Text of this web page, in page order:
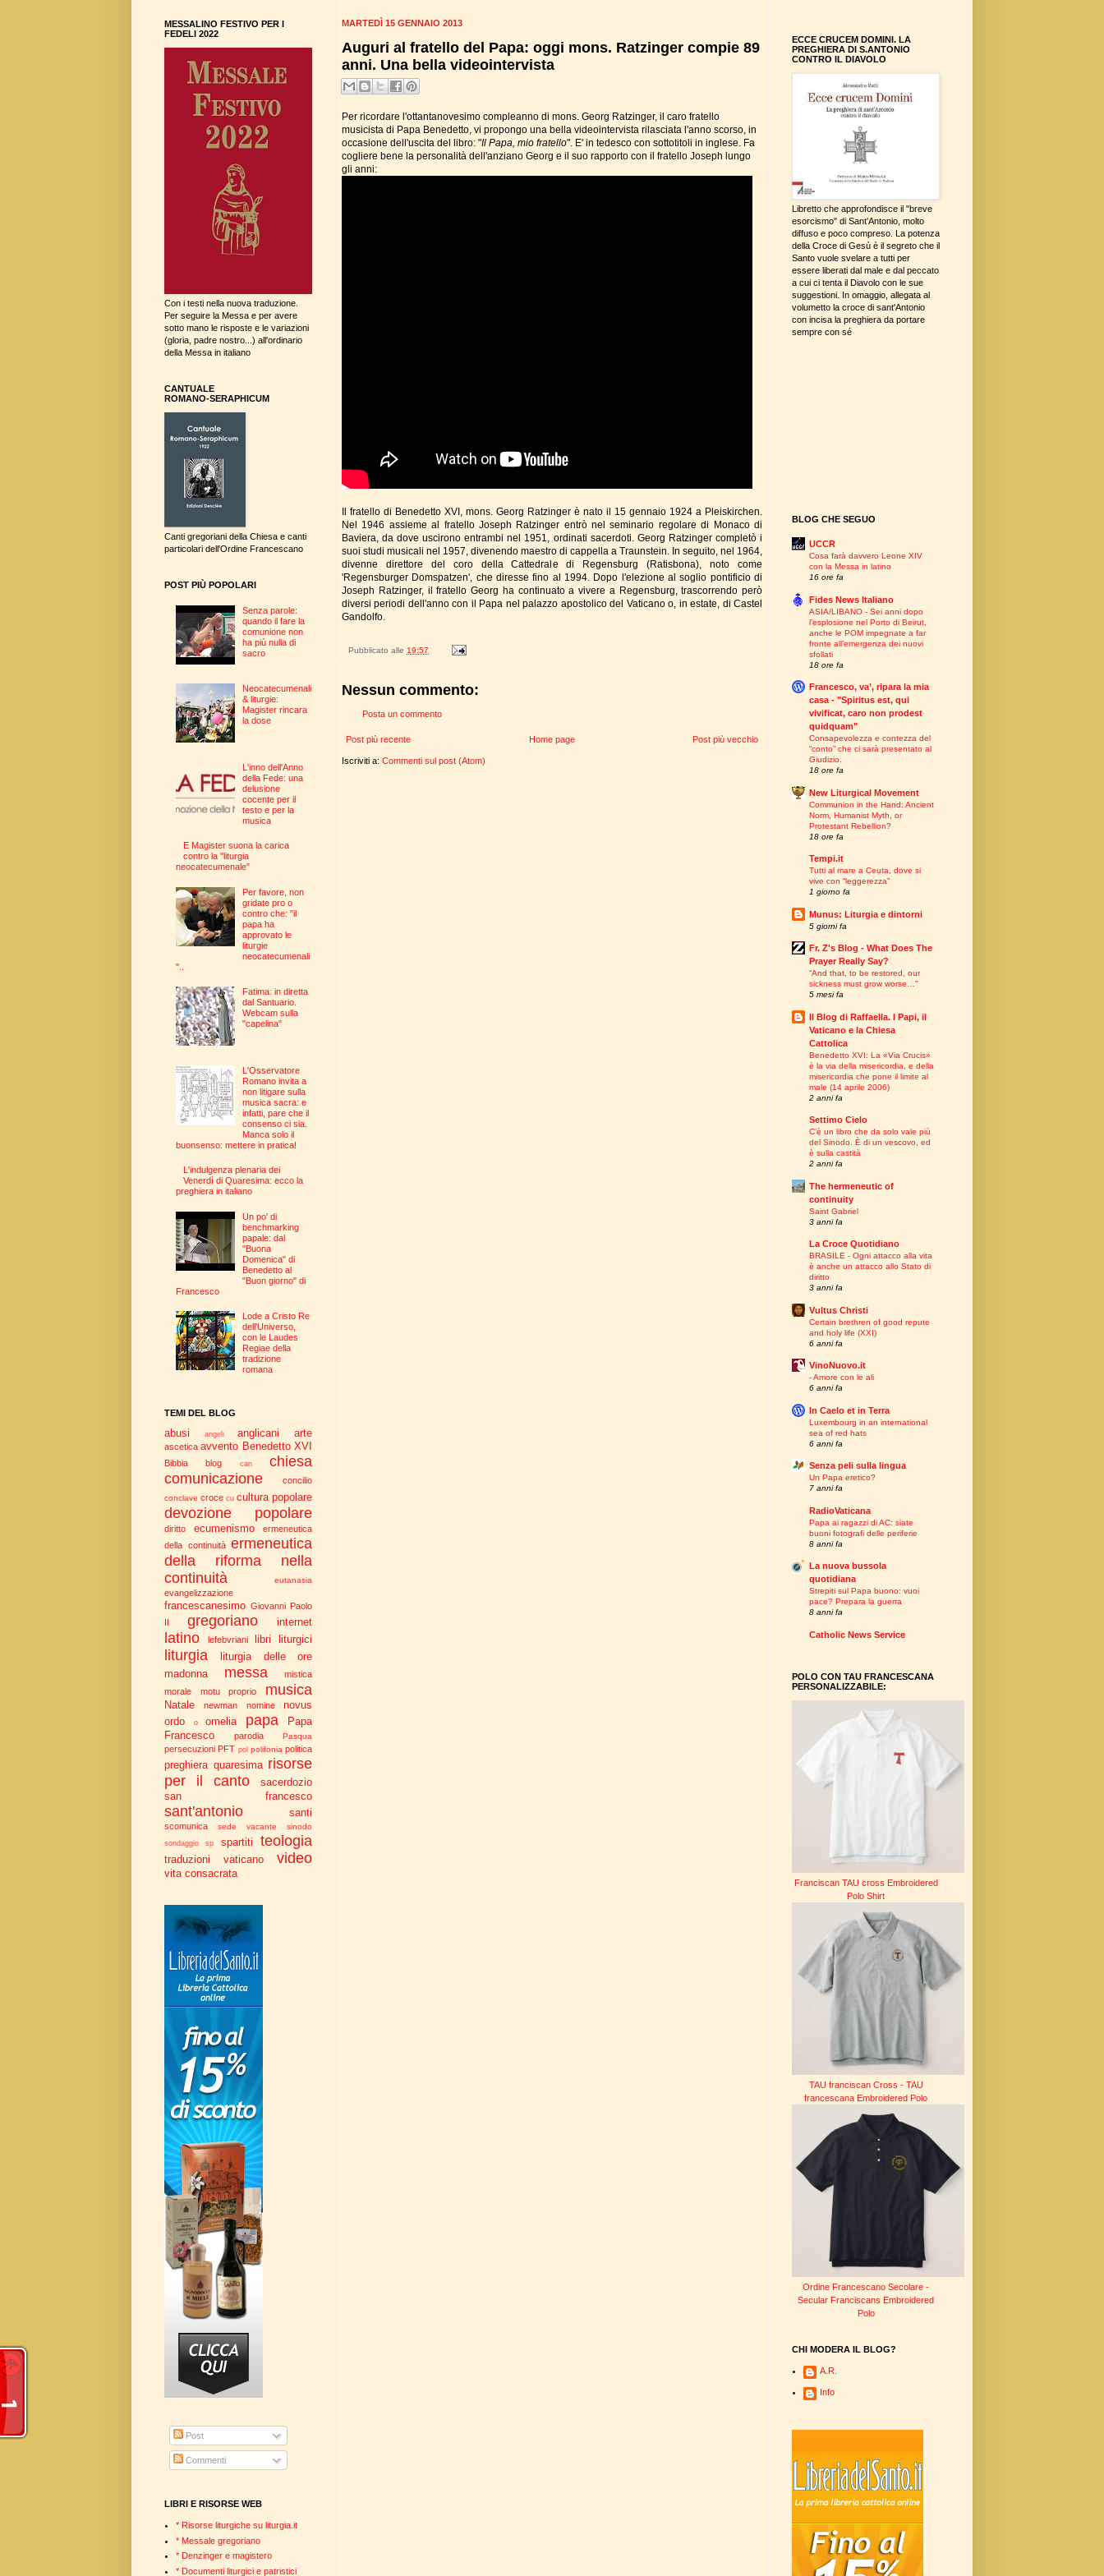
MARTEDÌ 15 GENNAIO 2013
Auguri al fratello del Papa: oggi mons. Ratzinger compie 89
anni. Una bella videointervista
Per ricordare l'ottantanovesimo compleanno di mons. Georg Ratzinger, il caro fratello
musicista di Papa Benedetto, vi propongo una bella videointervista rilasciata l'anno scorso, in
occasione dell'uscita del libro: "Il Papa, mio fratello". E' in tedesco con sottotitoli in inglese. Fa
cogliere bene la personalità dell'anziano Georg e il suo rapporto con il fratello Joseph lungo
gli anni:
Il fratello di Benedetto XVI, mons. Georg Ratzinger è nato il 15 gennaio 1924 a Pleiskirchen.
Nel 1946 assieme al fratello Joseph Ratzinger entrò nel seminario regolare di Monaco di
Baviera, da dove uscirono entrambi nel 1951, ordinati sacerdoti. Georg Ratzinger completò i
suoi studi musicali nel 1957, divenendo maestro di cappella a Traunstein. In seguito, nel 1964,
divenne direttore del coro della Cattedrale di Regensburg (Ratisbona), noto come
'Regensburger Domspatzen', che diresse fino al 1994. Dopo l'elezione al soglio pontificio di
Joseph Ratzinger, il fratello Georg ha continuato a vivere a Regensburg, trascorrendo però
diversi periodi dell'anno con il Papa nel palazzo apostolico del Vaticano o, in estate, di Castel
Gandolfo.
Pubblicato alle 19:57
Nessun commento:
Posta un commento
Post più recente Post più vecchio
Home page
Iscriviti a: Commenti sul post (Atom)
MESSALINO FESTIVO PER I
FEDELI 2022
Con i testi nella nuova traduzione.
Per seguire la Messa e per avere
sotto mano le risposte e le variazioni
(gloria, padre nostro...) all'ordinario
della Messa in italiano
CANTUALE
ROMANO-SERAPHICUM
Canti gregoriani della Chiesa e canti
particolari dell'Ordine Francescano
POST PIÙ POPOLARI
Senza parole:
quando il fare la
comunione non
ha più nulla di
sacro
Neocatecumenali
& liturgie:
Magister rincara
la dose
L'inno dell'Anno
della Fede: una
delusione
cocente per il
testo e per la
musica
E Magister suona la carica
contro la "liturgia
neocatecumenale"
Per favore, non
gridate pro o
contro che: "il
papa ha
approvato le
liturgie
neocatecumenali
"..
Fatima: in diretta
dal Santuario.
Webcam sulla
"capelina"
L'Osservatore
Romano invita a
non litigare sulla
musica sacra: e
infatti, pare che il
consenso ci sia.
Manca solo il
buonsenso: mettere in pratica!
L'indulgenza plenaria dei
Venerdì di Quaresima: ecco la
preghiera in italiano
Un po' di
benchmarking
papale: dal
"Buona
Domenica" di
Benedetto al
"Buon giorno" di
Francesco
Lode a Cristo Re
dell'Universo,
con le Laudes
Regiae della
tradizione
romana
TEMI DEL BLOG
abusi angeli anglicani arte
ascetica avvento Benedetto XVI
Bibbia blog can
chiesa
comunicazione
concilio
conclave croce cu cultura popolare
devozione popolare
diritto ecumenismo
ermeneutica
della continuità ermeneutica
della riforma nella
continuità
eutanasia
evangelizzazione
francescanesimo Giovanni Paolo
gregoriano internet
latino lefebvriani libri liturgici
liturgia
liturgia delle ore
madonna
messa
mistica
morale
motu proprio musica
Natale newman nomine
novus
ordo
o omelia papa
Papa
Francesco
parodia Pasqua
persecuzioni PFT pol polifonia politica
preghiera quaresima risorse
per il canto
sacerdozio
san francesco
sant'antonio santi
scomunica sede vacante sinodo
sondaggio sp spartiti teologia
traduzioni vaticano video
vita consacrata
Post
Commenti
LIBRI E RISORSE WEB
* Risorse liturgiche su liturgia.it
* Messale gregoriano
* Denzinger e magistero
* Documenti liturgici e patristici
ECCE CRUCEM DOMINI. LA
PREGHIERA DI S.ANTONIO
CONTRO IL DIAVOLO
Libretto che approfondisce il "breve
esorcismo" di Sant'Antonio, molto
diffuso e poco compreso. La potenza
della Croce di Gesù è il segreto che il
Santo vuole svelare a tutti per
essere liberati dal male e dal peccato
a cui ci tenta il Diavolo con le sue
suggestioni. In omaggio, allegata al
volumetto la croce di sant'Antonio
con incisa la preghiera da portare
sempre con sé
BLOG CHE SEGUO
UCCR
Cosa farà davvero Leone XIV
con la Messa in latino
16 ore fa
Fides News Italiano
ASIA/LIBANO - Sei anni dopo
l’esplosione nel Porto di Beirut,
anche le POM impegnate a far
fronte all’emergenza dei nuovi
sfollati
18 ore fa
Francesco, va’, ripara la mia
casa - "Spiritus est, qui
vivificat, caro non prodest
quidquam"
Consapevolezza e contezza del
“conto” che ci sarà presentato al
Giudizio.
18 ore fa
New Liturgical Movement
Communion in the Hand: Ancient
Norm, Humanist Myth, or
Protestant Rebellion?
18 ore fa
Tempi.it
Tutti al mare a Ceuta, dove si
vive con “leggerezza”
1 giorno fa
Munus: Liturgia e dintorni
5 giorni fa
Fr. Z's Blog - What Does The
Prayer Really Say?
“And that, to be restored, our
sickness must grow worse…”
5 mesi fa
Il Blog di Raffaella. I Papi, il
Vaticano e la Chiesa
Cattolica
Benedetto XVI: La «Via Crucis»
è la via della misericordia, e della
misericordia che pone il limite al
male (14 aprile 2006)
2 anni fa
Settimo Cielo
C’è un libro che da solo vale più
del Sinodo. È di un vescovo, ed
è sulla castità
2 anni fa
The hermeneutic of
continuity
Saint Gabriel
3 anni fa
La Croce Quotidiano
BRASILE - Ogni attacco alla vita
è anche un attacco allo Stato di
diritto
3 anni fa
Vultus Christi
Certain brethren of good repute
and holy life (XXI)
6 anni fa
VinoNuovo.it
- Amore con le ali
6 anni fa
In Caelo et in Terra
Luxembourg in an international
sea of red hats
6 anni fa
Senza peli sulla lingua
Un Papa eretico?
7 anni fa
RadioVaticana
Papa ai ragazzi di AC: siate
buoni fotografi delle periferie
8 anni fa
La nuova bussola
quotidiana
Strepiti sul Papa buono: vuoi
pace? Prepara la guerra
8 anni fa
Catholic News Service
POLO CON TAU FRANCESCANA
PERSONALIZZABILE:
Franciscan TAU cross Embroidered
Polo Shirt
TAU franciscan Cross - TAU
francescana Embroidered Polo
Ordine Francescano Secolare -
Secular Franciscans Embroidered
Polo
CHI MODERA IL BLOG?
A.R.
Info